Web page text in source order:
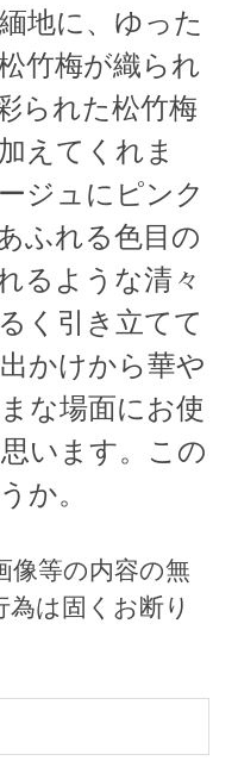
地に、ゆった
竹梅が織られ
られた松竹梅
えてくれま
ジュにピンク
ふれる色目の
るような清々
く引き立てて
かけから華や
な場面にお使
います。この
か。